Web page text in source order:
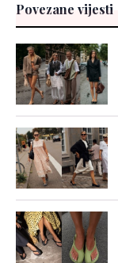
Povezane vijesti